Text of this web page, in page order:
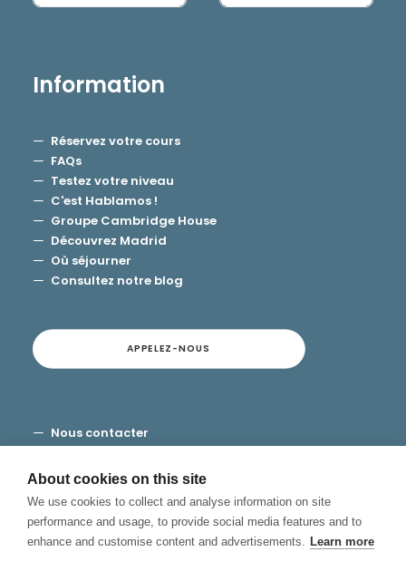
Information
Réservez votre cours
FAQs
Testez votre niveau
C'est Hablamos !
Groupe Cambridge House
Découvrez Madrid
Où séjourner
Consultez notre blog
APPELEZ-NOUS
Nous contacter
Vie privée
Cookies
Canal de Denuncias
About cookies on this site
We use cookies to collect and analyse information on site
performance and usage, to provide social media features and to
enhance and customise content and advertisements. Learn more